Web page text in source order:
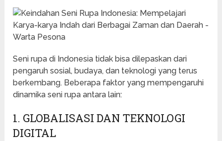
Seni rupa di Indonesia tidak bisa dilepaskan dari
pengaruh sosial, budaya, dan teknologi yang terus
berkembang. Beberapa faktor yang mempengaruhi
dinamika seni rupa antara lain:
1. GLOBALISASI DAN TEKNOLOGI
DIGITAL